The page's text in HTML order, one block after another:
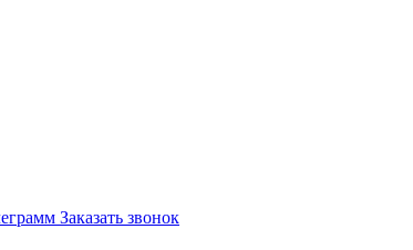
Заказать звонок